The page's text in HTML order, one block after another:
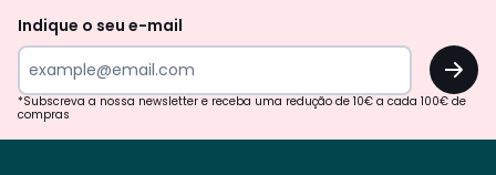
Indique o seu e-mail
OK
*Subscreva a nossa newsletter e receba uma redução de 10€ a cada 100€ de
compras